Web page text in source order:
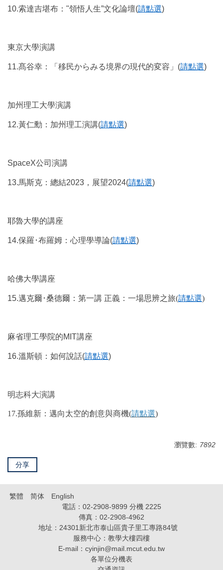
10.索達吉堪布： "領悟人生”文化論壇(請點選)
東京大學演講
11.髙谷幸：「移民からみる境界の現代的変容」 (請點選)
加州理工大學演講
12.黃仁勳：加州理工演講(請點選)
SpaceX公司演講
13.馬斯克：總結2023 ，展望2024(請點選)
耶魯大學的講座
14.保羅 ･布羅姆 ： 心理學導論(請點選)
哈佛大學講座
15.邁克爾 ･桑德爾：第一講 正義：一場思辨之旅(請點選)
麻省理工學院的MIT講座
16.溫斯頓 ： 如何說話(請點選)
明志科大演講
17.孫維新：邁向太空的創意與商機(請點選)
瀏覽數: 7892
分享
繁體 简体
English
電話：02-2908-9899 分機 2225
傳真：02-2908-4962
地址：24301新北市泰山區貴子里工專路84號
服務中心：教學大樓四樓
E-mail： cyinjin@mail.mcut.edu.tw
各單位分機表